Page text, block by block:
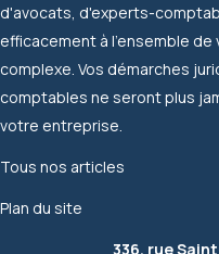
d'avocats, d'experts-
efficacement à l'ensemble de
complexe. Vos démarches
comptables ne seront plus
votre entreprise.
Tous nos articles
Plan du site
336, rue